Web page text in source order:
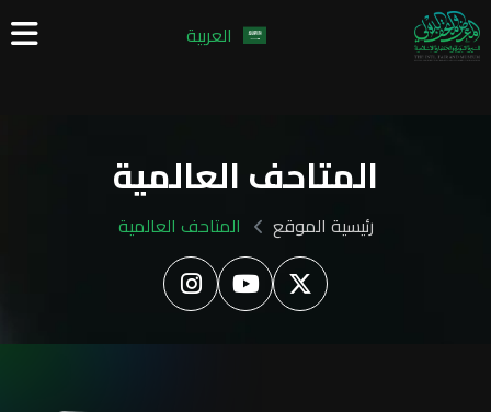
العربية
المتاحف العالمية
رئيسية الموقع المتاحف العالمية